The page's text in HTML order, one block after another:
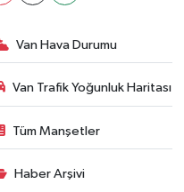
Van Hava Durumu
Van Trafik Yoğunluk Haritası
Tüm Manşetler
Haber Arşivi